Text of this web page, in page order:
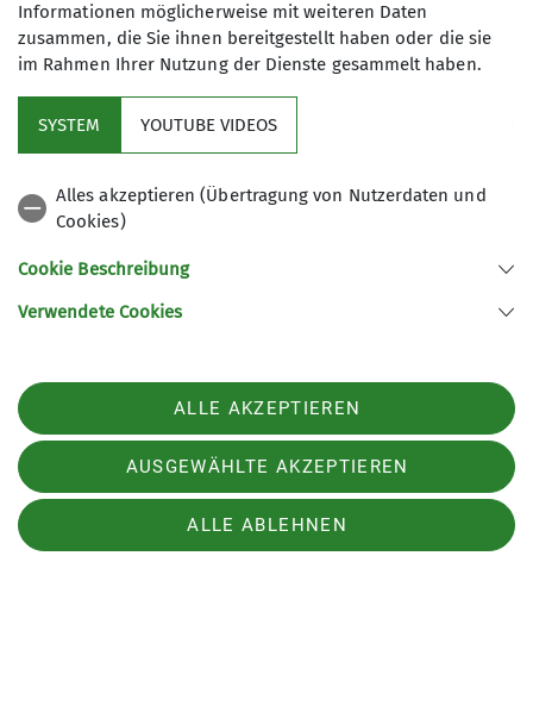
Kreis- Kinder- und
Jugendsportspiele
11.09.2024
Aktuelles
Partner
Informationen möglicherweise mit weiteren Daten
zusammen, die Sie ihnen bereitgestellt haben oder die sie
im Rahmen Ihrer Nutzung der Dienste gesammelt haben.
SYSTEM YOUTUBE VIDEOS
Alles akzeptieren (Übertragung von Nutzerdaten und
Cookies)
Cookie Beschreibung
Verwendete Cookies
ALLE AKZEPTIEREN
AUSGEWÄHLTE AKZEPTIEREN
ALLE ABLEHNEN